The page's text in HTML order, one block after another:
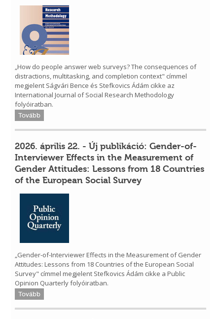
„How do people answer web surveys? The consequences of
distractions, multitasking, and completion context" címmel
megjelent Ságvári Bence és Stefkovics Ádám cikke az
International Journal of Social Research Methodology
folyóiratban.
Tovább
2026. április 22. - Új publikáció: Gender-of-
Interviewer Effects in the Measurement of
Gender Attitudes: Lessons from 18 Countries
of the European Social Survey
„Gender-of-Interviewer Effects in the Measurement of Gender
Attitudes: Lessons from 18 Countries of the European Social
Survey" címmel megjelent Stefkovics Ádám cikke a Public
Opinion Quarterly folyóiratban.
Tovább